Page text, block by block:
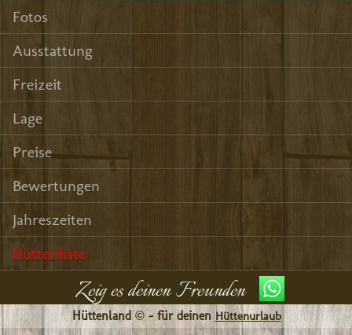
Fotos
Ausstattung
Freizeit
Lage
Preise
Bewertungen
Jahreszeiten
Hüttenliste
Zeig es deinen Freunden
Hüttenland © - für deinen Hüttenurlaub